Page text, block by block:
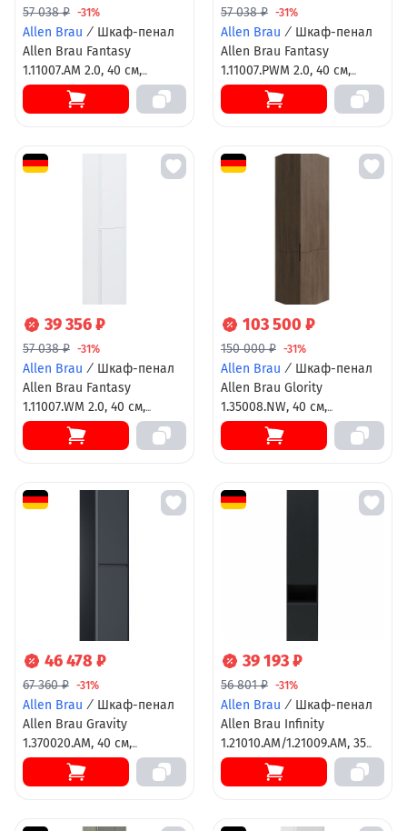
57 038 ₽ -31%
Allen Brau / Шкаф-пенал
Allen Brau Fantasy
1.11007.AM 2.0, 40 см,
подвесной, антрацит
матовый
57 038 ₽ -31%
Allen Brau / Шкаф-пенал
Allen Brau Fantasy
1.11007.PWM 2.0, 40 см,
подвесной, папирус
матовый
39 356 ₽
57 038 ₽ -31%
Allen Brau / Шкаф-пенал
Allen Brau Fantasy
1.11007.WM 2.0, 40 см,
подвесной, белый
матовый
103 500 ₽
150 000 ₽ -31%
Allen Brau / Шкаф-пенал
Allen Brau Glority
1.35008.NW, 40 см,
подвесной, дуб антик
46 478 ₽
67 360 ₽ -31%
Allen Brau / Шкаф-пенал
Allen Brau Gravity
1.370020.AM, 40 см,
подвесной, антрацит
матовый
39 193 ₽
56 801 ₽ -31%
Allen Brau / Шкаф-пенал
Allen Brau Infinity
1.21010.AM/1.21009.AM, 35
см, подвесной, левый/
правый, антрацит матовый